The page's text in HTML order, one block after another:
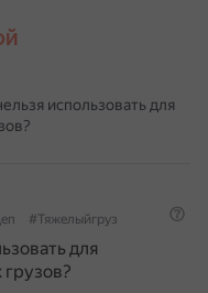
использовать для
#Тяжелыйгруз
для